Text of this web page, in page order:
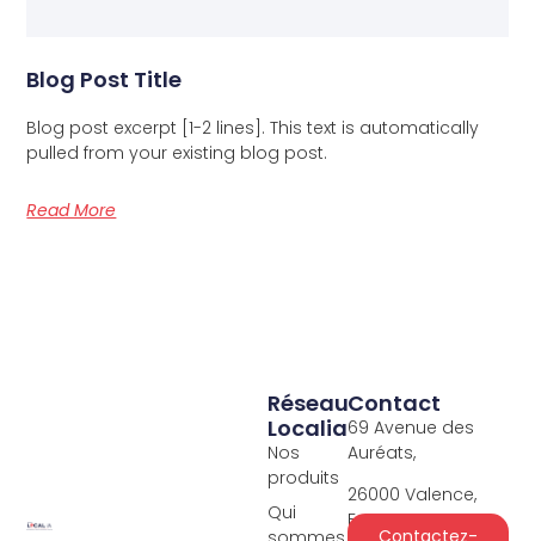
Blog Post Title
Blog post excerpt [1-2 lines]. This text is automatically
pulled from your existing blog post.
Read More
Réseau
Localia
Nos
produits
Qui
Contact
69 Avenue des
Auréats,
26000 Valence,
France.
Contactez-